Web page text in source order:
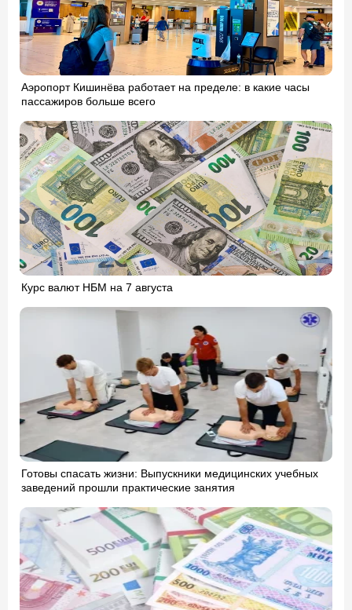
Аэропорт Кишинёва работает на пределе: в какие часы
пассажиров больше всего
Курс валют НБМ на 7 августа
Готовы спасать жизни: Выпускники медицинских учебных
заведений прошли практические занятия